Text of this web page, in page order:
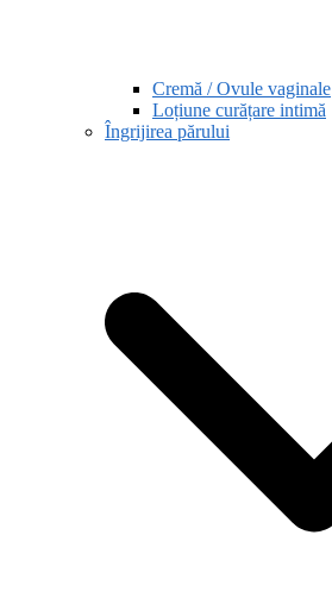
Cremă / Ovule vaginale
Loțiune curățare intimă
Îngrijirea părului